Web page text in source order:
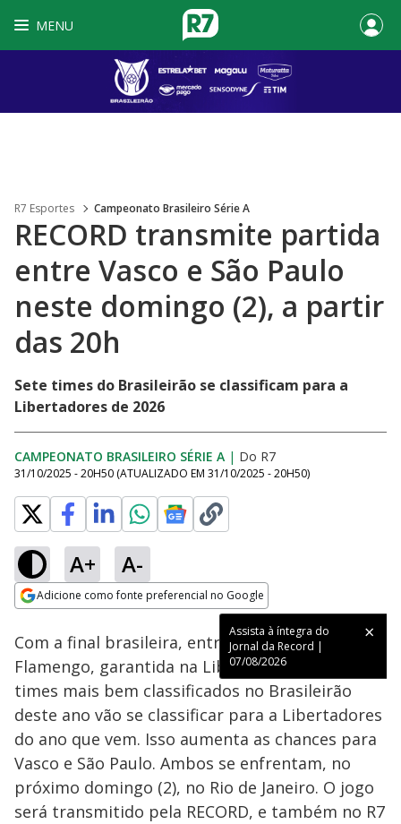
MENU
R7 Esportes Campeonato Brasileiro Série A
RECORD transmite partida
entre Vasco e São Paulo
neste domingo (2), a partir
das 20h
Sete times do Brasileirão se classificam para a
Libertadores de 2026
CAMPEONATO BRASILEIRO SÉRIE A | Do R7
31/10/2025 - 20H50 (ATUALIZADO EM 31/10/2025 - 20H50)
A+ A-
Adicione como fonte preferencial no Google
Play
Video
RECORD transmite partida entre Vasco e São Paulo neste domingo (2), a partir das 20h
por Campeonato Brasileiro Série A
Assista à íntegra do
Jornal da Record |
07/08/2026
a
window.
modal
be
by
the
Escape
key
activating
Tocar
Vídeo
Assista à íntegra do Jornal
da Record | 07/08/2026
Close
Com a final brasileira, entre Palmeiras e
Flamengo, garantida na Libertadores, os sete
times mais bem classificados no Brasileirão
deste ano vão se classificar para a Libertadores
do ano que vem. Isso aumenta as chances para
Vasco e São Paulo. Ambos se enfrentam, no
próximo domingo (2), no Rio de Janeiro. O jogo
será transmitido pela RECORD, e também no R7